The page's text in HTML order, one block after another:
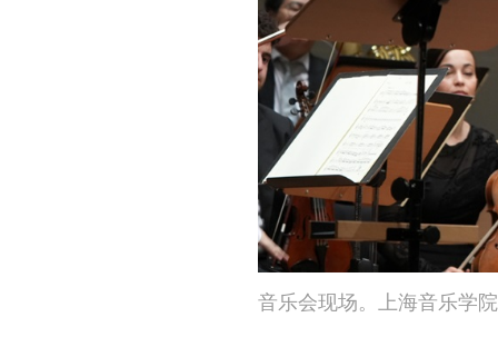
音乐会现场。上海音乐学